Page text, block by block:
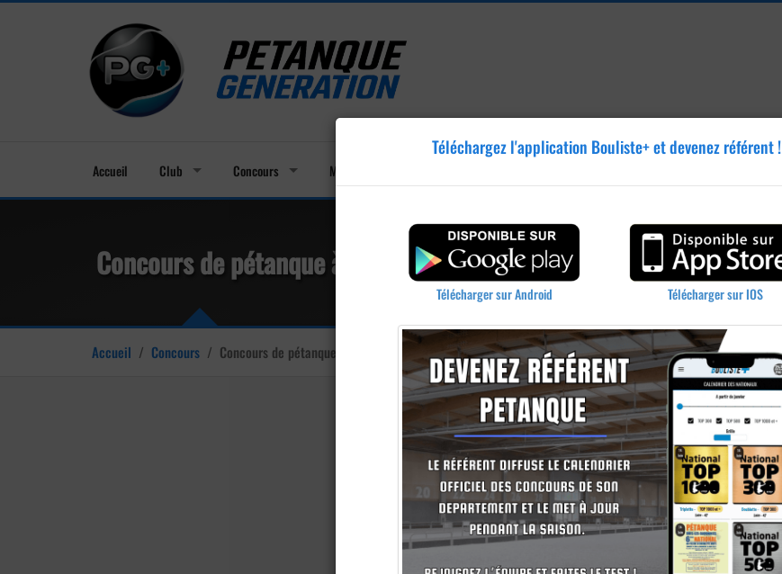
Accueil Club Concours Membres
Concours de pétanque à Voncq
Accueil / Concours / Concours de pétanque à Voncq
Téléchargez l'application Bouliste+ et devenez référent !
Télécharger sur Android Télécharger sur IOS